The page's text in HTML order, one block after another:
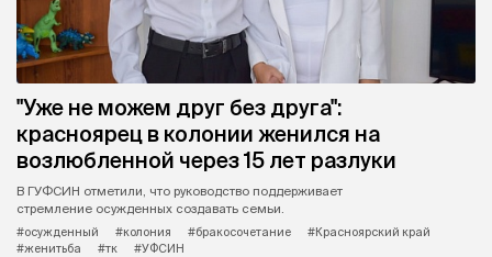
"Уже не можем друг без друга":
красноярец в колонии женился на
возлюбленной через 15 лет разлуки
В ГУФСИН отметили, что руководство поддерживает
стремление осужденных создавать семьи.
#осужденный
#колония #бракосочетание
#Красноярский край
#женитьба
#тк #УФСИН